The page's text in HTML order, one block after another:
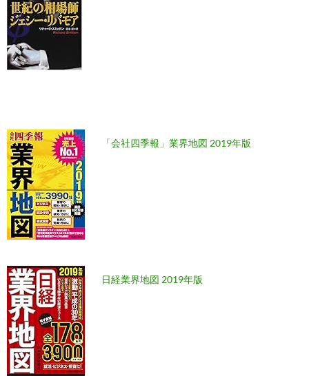
「会社四季報」業界地図 2019年版
日経業界地図 2019年版